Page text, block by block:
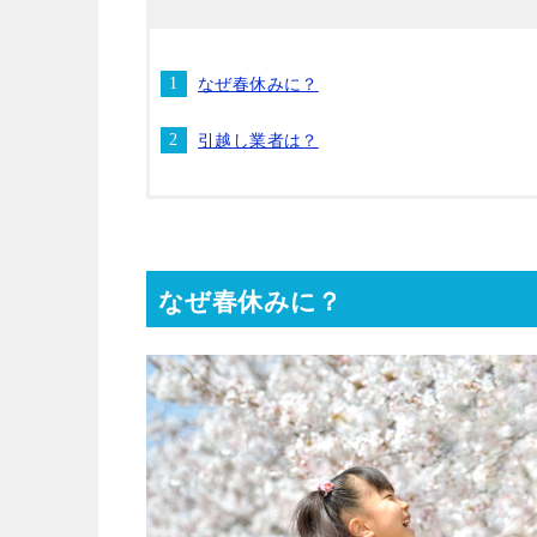
なぜ春休みに？
引越し業者は？
なぜ春休みに？